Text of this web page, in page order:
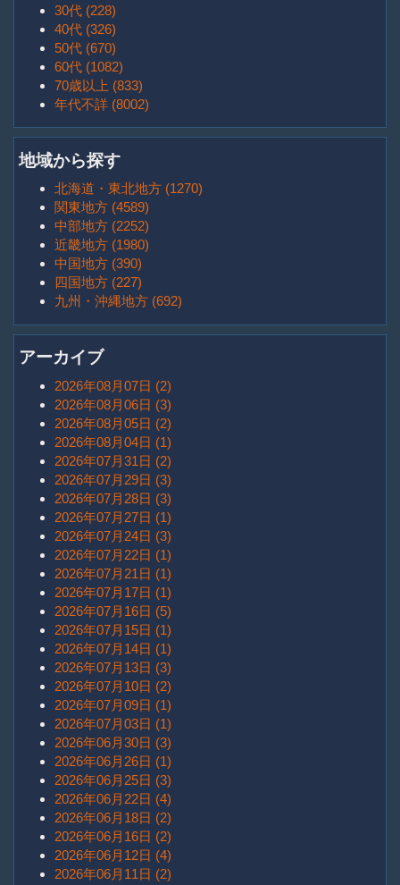
30代 (228)
40代 (326)
50代 (670)
60代 (1082)
70歳以上 (833)
年代不詳 (8002)
地域から探す
北海道・東北地方 (1270)
関東地方 (4589)
中部地方 (2252)
近畿地方 (1980)
中国地方 (390)
四国地方 (227)
九州・沖縄地方 (692)
アーカイブ
2026年08月07日 (2)
2026年08月06日 (3)
2026年08月05日 (2)
2026年08月04日 (1)
2026年07月31日 (2)
2026年07月29日 (3)
2026年07月28日 (3)
2026年07月27日 (1)
2026年07月24日 (3)
2026年07月22日 (1)
2026年07月21日 (1)
2026年07月17日 (1)
2026年07月16日 (5)
2026年07月15日 (1)
2026年07月14日 (1)
2026年07月13日 (3)
2026年07月10日 (2)
2026年07月09日 (1)
2026年07月03日 (1)
2026年06月30日 (3)
2026年06月26日 (1)
2026年06月25日 (3)
2026年06月22日 (4)
2026年06月18日 (2)
2026年06月16日 (2)
2026年06月12日 (4)
2026年06月11日 (2)